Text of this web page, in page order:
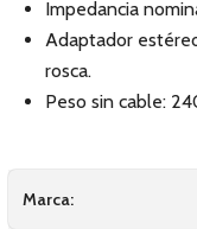
Impedancia
Adaptador
rosca.
Peso sin cable:
Marca: